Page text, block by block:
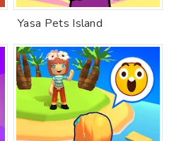
Yasa Pets Island